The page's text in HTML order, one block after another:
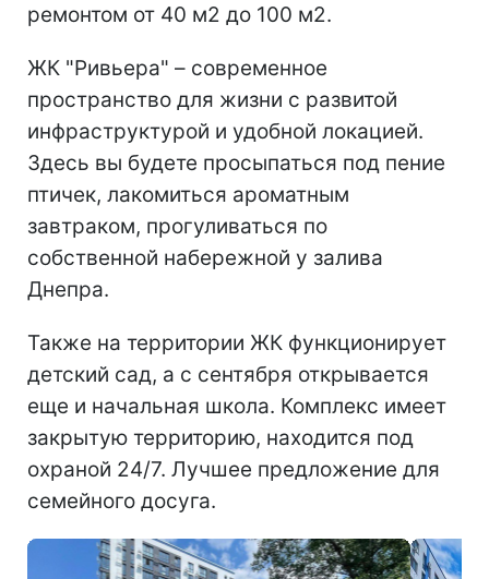
ремонтом от 40 м2 до 100 м2.
ЖК "Ривьера" – современное
пространство для жизни с развитой
инфраструктурой и удобной локацией.
Здесь вы будете просыпаться под пение
птичек, лакомиться ароматным
завтраком, прогуливаться по
собственной набережной у залива
Днепра.
Также на территории ЖК функционирует
детский сад, а с сентября открывается
еще и начальная школа. Комплекс имеет
закрытую территорию, находится под
охраной 24/7. Лучшее предложение для
семейного досуга.